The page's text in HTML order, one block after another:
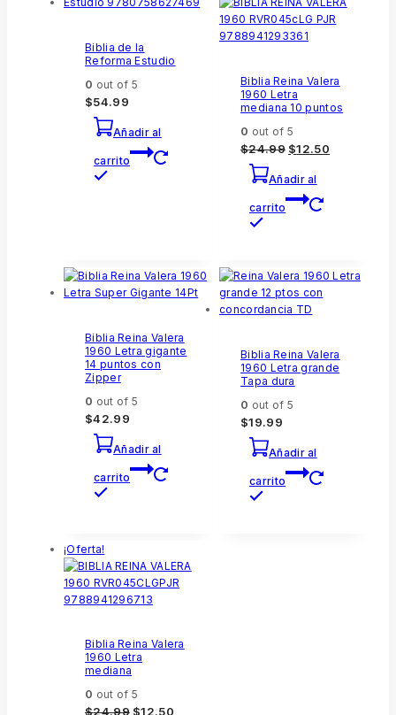
Biblia de la
Reforma Estudio
0 out of 5
$54.99
Añadir al
carrito
Biblia Reina Valera
1960 Letra
mediana 10 puntos
0 out of 5
$24.99 $12.50
Añadir al
carrito
Biblia Reina Valera
1960 Letra gigante
14 puntos con
Zipper
0 out of 5
$42.99
Añadir al
carrito
Biblia Reina Valera
1960 Letra grande
Tapa dura
0 out of 5
$19.99
Añadir al
carrito
¡Oferta!
Biblia Reina Valera
1960 Letra
mediana
0 out of 5
$24.99 $12.50